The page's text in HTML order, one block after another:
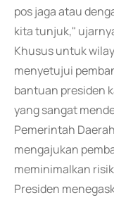
pos jaga atau
kita tunjuk,"
Khusus untuk
menyetujui
bantuan presiden
yang sangat
Pemerintah
mengajukan
meminimalkan
Presiden